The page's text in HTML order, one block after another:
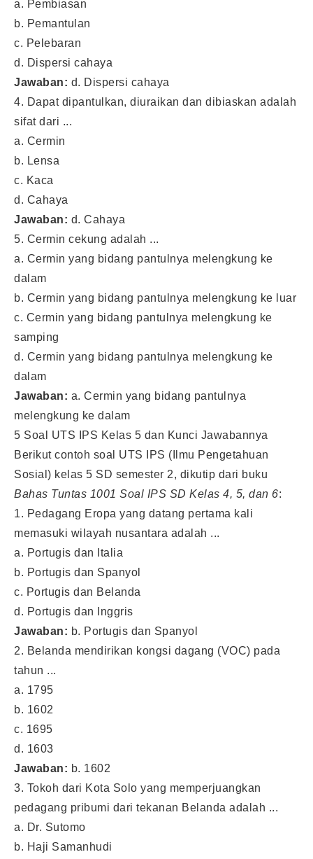
a. Pembiasan
b. Pemantulan
c. Pelebaran
d. Dispersi cahaya
Jawaban: d. Dispersi cahaya
4. Dapat dipantulkan, diuraikan dan dibiaskan adalah
sifat dari ...
a. Cermin
b. Lensa
c. Kaca
d. Cahaya
Jawaban: d. Cahaya
5. Cermin cekung adalah ...
a. Cermin yang bidang pantulnya melengkung ke
dalam
b. Cermin yang bidang pantulnya melengkung ke luar
c. Cermin yang bidang pantulnya melengkung ke
samping
d. Cermin yang bidang pantulnya melengkung ke
dalam
Jawaban: a. Cermin yang bidang pantulnya
melengkung ke dalam
5 Soal UTS IPS Kelas 5 dan Kunci Jawabannya
Berikut contoh soal UTS IPS (Ilmu Pengetahuan
Sosial) kelas 5 SD semester 2, dikutip dari buku
Bahas Tuntas 1001 Soal IPS SD Kelas 4, 5, dan 6:
1. Pedagang Eropa yang datang pertama kali
memasuki wilayah nusantara adalah ...
a. Portugis dan Italia
b. Portugis dan Spanyol
c. Portugis dan Belanda
d. Portugis dan Inggris
Jawaban: b. Portugis dan Spanyol
2. Belanda mendirikan kongsi dagang (VOC) pada
tahun ...
a. 1795
b. 1602
c. 1695
d. 1603
Jawaban: b. 1602
3. Tokoh dari Kota Solo yang memperjuangkan
pedagang pribumi dari tekanan Belanda adalah ...
a. Dr. Sutomo
b. Haji Samanhudi